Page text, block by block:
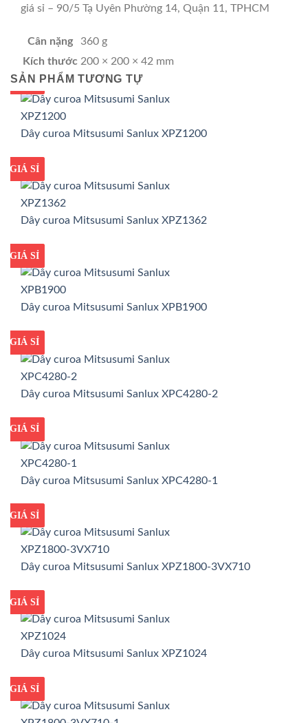
giá sỉ – 90/5 Tạ Uyên Phường 14, Quận 11, TPHCM
Cân nặng
360 g
Kích thước 200 × 200 × 42 mm
SẢN PHẨM TƯƠNG TỰ
GIÁ TỐT
GIÁ SỈ
Dây curoa Mitsusumi Sanlux XPZ1200
GIÁ TỐT
GIÁ SỈ
Dây curoa Mitsusumi Sanlux XPZ1362
GIÁ TỐT
GIÁ SỈ
Dây curoa Mitsusumi Sanlux XPB1900
GIÁ TỐT
GIÁ SỈ
Dây curoa Mitsusumi Sanlux XPC4280-2
GIÁ TỐT
GIÁ SỈ
Dây curoa Mitsusumi Sanlux XPC4280-1
GIÁ TỐT
GIÁ SỈ
Dây curoa Mitsusumi Sanlux XPZ1800-3VX710
GIÁ TỐT
GIÁ SỈ
Dây curoa Mitsusumi Sanlux XPZ1024
GIÁ TỐT
GIÁ SỈ